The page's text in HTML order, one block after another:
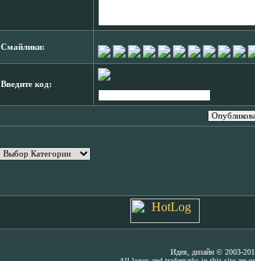
Смайлики:
Введите код:
Идея, дизайн © 2003-